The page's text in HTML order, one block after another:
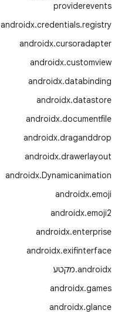
providerevents
androidx.credentials.registry
androidx.cursoradapter
androidx.customview
androidx.databinding
androidx.datastore
androidx.documentfile
androidx.draganddrop
androidx.drawerlayout
androidx.Dynamicanimation
androidx.emoji
androidx.emoji2
androidx.enterprise
androidx.exifinterface
androidx
.מקטע
androidx.games
androidx.glance